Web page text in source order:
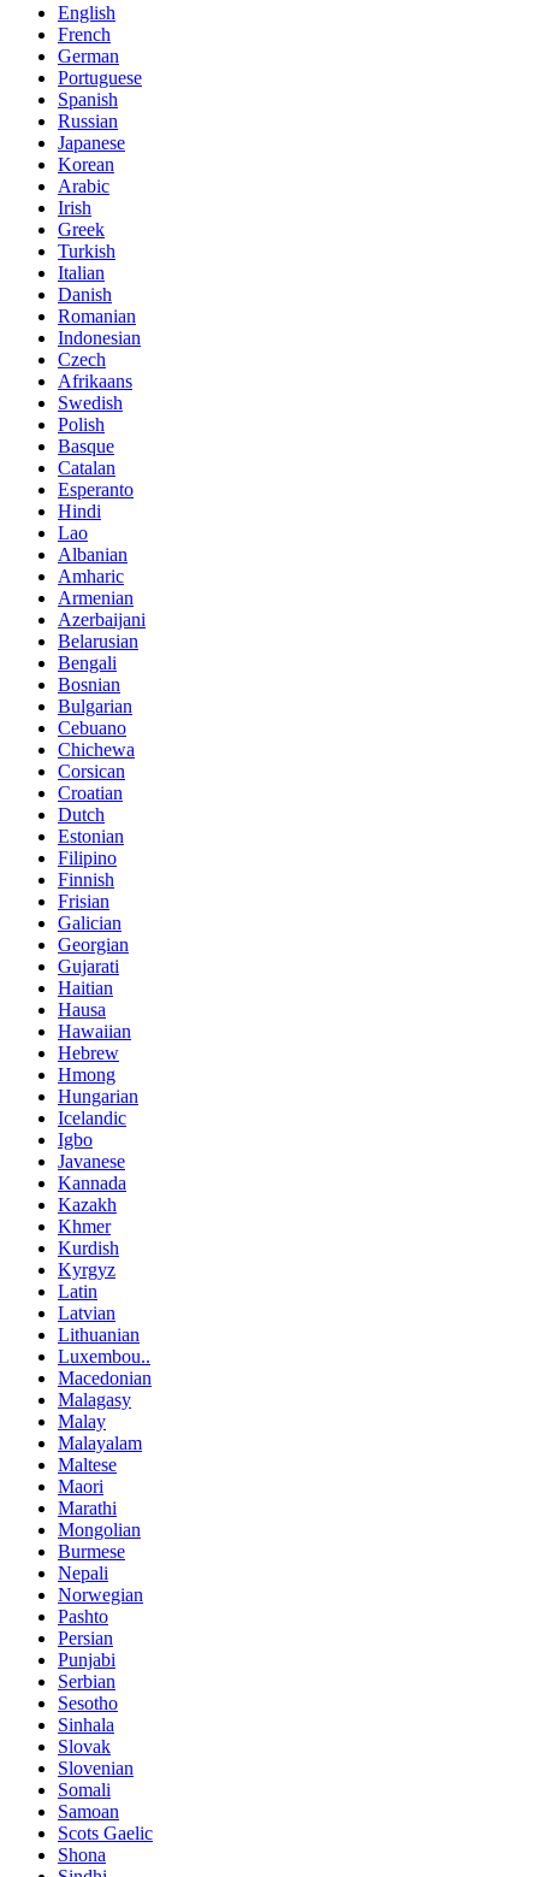
English
French
German
Portuguese
Spanish
Russian
Japanese
Korean
Arabic
Irish
Greek
Turkish
Italian
Danish
Romanian
Indonesian
Czech
Afrikaans
Swedish
Polish
Basque
Catalan
Esperanto
Hindi
Lao
Albanian
Amharic
Armenian
Azerbaijani
Belarusian
Bengali
Bosnian
Bulgarian
Cebuano
Chichewa
Corsican
Croatian
Dutch
Estonian
Filipino
Finnish
Frisian
Galician
Georgian
Gujarati
Haitian
Hausa
Hawaiian
Hebrew
Hmong
Hungarian
Icelandic
Igbo
Javanese
Kannada
Kazakh
Khmer
Kurdish
Kyrgyz
Latin
Latvian
Lithuanian
Luxembou..
Macedonian
Malagasy
Malay
Malayalam
Maltese
Maori
Marathi
Mongolian
Burmese
Nepali
Norwegian
Pashto
Persian
Punjabi
Serbian
Sesotho
Sinhala
Slovak
Slovenian
Somali
Samoan
Scots Gaelic
Shona